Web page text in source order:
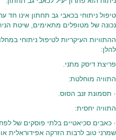
טיפול ניתוחי בכאבי גב תחתון אינו חד
נכונה של מטופלים מתאימים, שיטת
ההתוויות העיקריות לטיפול ניתוחי
להלן:
פריצת דיסק מתני.
התוויה מוחלטת:
· תסמונת זנב הסוס.
התוויה יחסית:
שמרני טוב לרבות הזרקה אפידוראלית